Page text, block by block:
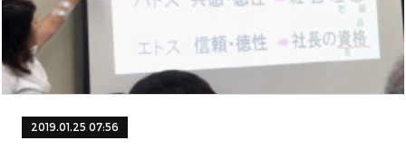
2019.01.25 07:56